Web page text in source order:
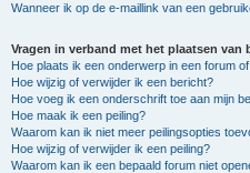
Wanneer ik op de e-maillink van een
Vragen in verband met het plaatsen van
Hoe plaats ik een onderwerp in een forum
Hoe wijzig of verwijder ik een bericht?
Hoe voeg ik een onderschrift toe aan mijn
Hoe maak ik een peiling?
Waarom kan ik niet meer peilingsopties
Hoe wijzig of verwijder ik een peiling?
Waarom kan ik een bepaald forum niet